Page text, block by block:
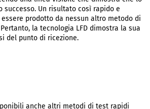
successo. Un risultato così rapido e
prodotto da nessun altro metodo di
la tecnologia LFD dimostra la sua
del punto di ricezione.
anche altri metodi di test rapidi